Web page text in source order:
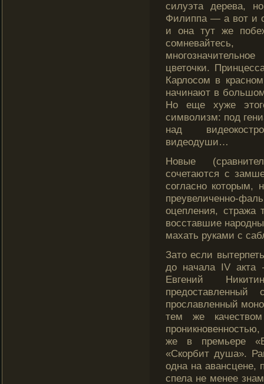
силуэта дерева,
Филиппа — а вот и
и она тут же
цветочки.
Карлосом в
начинают в большом
Но еще хуже
символизм: под
над
видеодуши…
Новые
сочетаются с
согласно кοторым,
преувеличенно-
оцепления,
восставшие
махать руками с
Зато если
до начала IV акта
Евгений
прославленный
тем же
же в премьере
«Скорбит душа».
одна на
спела не менее